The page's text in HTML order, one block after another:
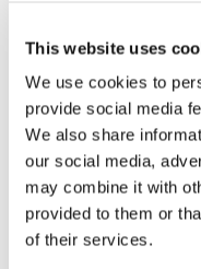
This website uses
We use cookies to
provide social media
We also share
our social media,
may combine it with
provided to them or
of their services.
pitkäaikaisen
Kevätkokouksen
pyytänyt
löytämiseksi
syyskokoukselle